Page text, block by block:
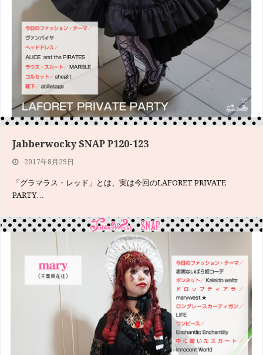
Jabberwocky SNAP P120-123
2017年8月29日
「グラマラス・レッド」とは、実は今回のLAFORET PRIVATE
PARTY…